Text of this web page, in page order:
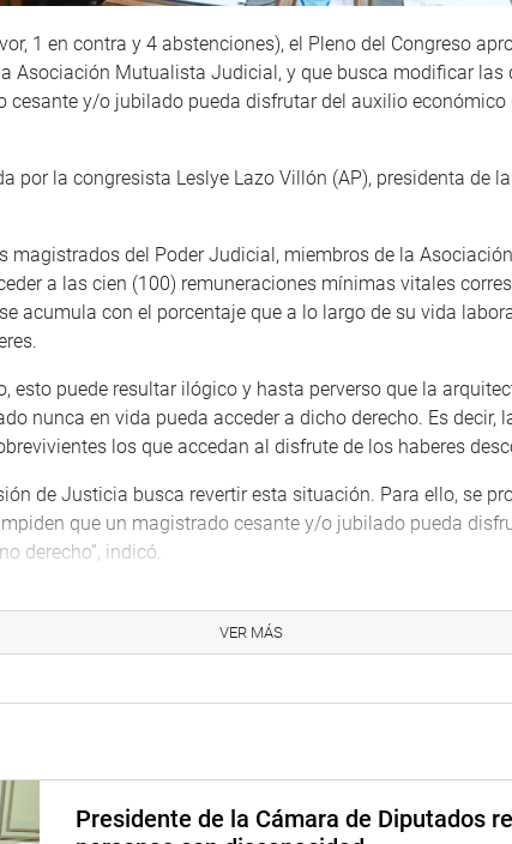
1 en contra y 4 abstenciones), el Pleno del Congreso
Asociación Mutualista Judicial, y que busca modificar las
cesante y/o jubilado pueda disfrutar del auxilio económico
por la congresista Leslye Lazo Villón (AP), presidenta de
magistrados del Poder Judicial, miembros de la
a las cien (100) remuneraciones mínimas vitales
acumula con el porcentaje que a lo largo de su vida
esto puede resultar ilógico y hasta perverso que la
nunca en vida pueda acceder a dicho derecho. Es decir,
los que accedan al disfrute de los haberes
de Justicia busca revertir esta situación. Para ello, se
que un magistrado cesante y/o jubilado pueda
derecho”, indicó.
Por ello, la Comisión de Justicia y Derechos Humanos
sustituya al Decreto Ley 19286, Ley de adecuación de
que la Asociación Mutualista es una persona jurídica de
por el Código Civil.
VER MÁS
Presidente de la Cámara de Diputados